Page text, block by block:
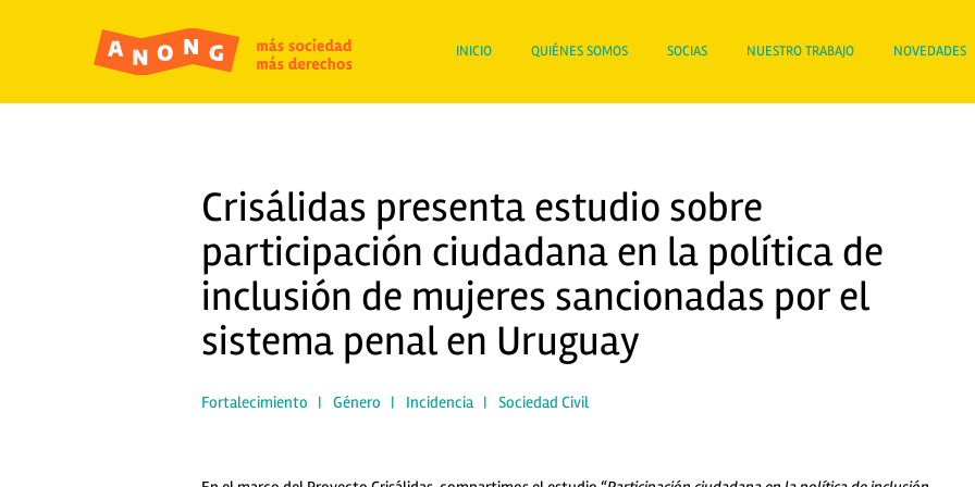
INICIO QUIÉNES SOMOS SOCIAS NUESTRO TRABAJO NOVEDADES
Crisálidas presenta estudio sobre
participación ciudadana en la política de
inclusión de mujeres sancionadas por el
sistema penal en Uruguay
Fortalecimiento | Género | Incidencia | Sociedad Civil